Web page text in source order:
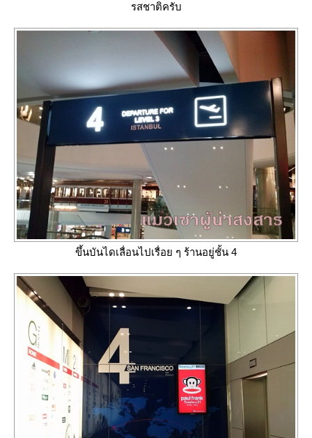
รสชาติครับ
ขึ้นบันไดเลื่อนไปเรื่อย ๆ ร้านอยู่ชั้น 4